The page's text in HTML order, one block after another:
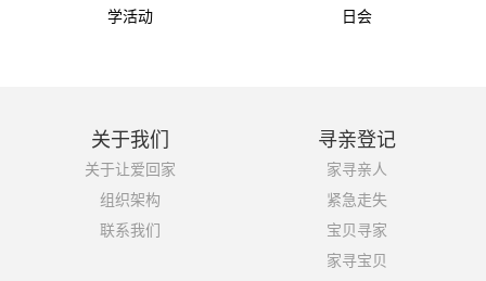
学活动
日会
关于我们
关于让爱回家
组织架构
联系我们
寻亲登记
家寻亲人
紧急走失
宝贝寻家
家寻宝贝